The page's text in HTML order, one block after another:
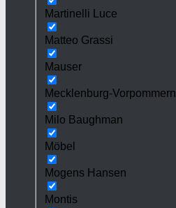
Martinelli Luce
Matteo Grassi
Mauser
Mecklenburg-Vorpommern
Milo Baughman
Möbel
Mogens Hansen
Montis